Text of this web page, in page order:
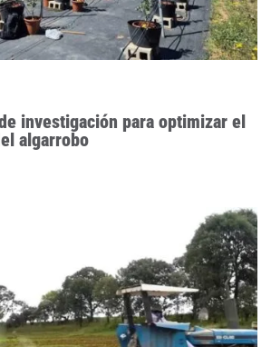
investigación para optimizar el
algarrobo